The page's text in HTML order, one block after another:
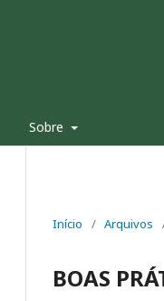
Sobre
Início / Arquivos
BOAS